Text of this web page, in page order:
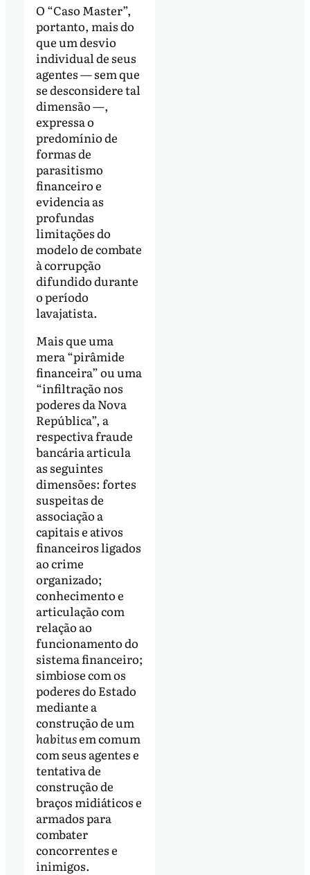
O “Caso Master”,
portanto, mais do
que um desvio
individual de seus
agentes — sem que
se desconsidere tal
dimensão —,
expressa o
predomínio de
formas de
parasitismo
financeiro e
evidencia as
profundas
limitações do
modelo de combate
à corrupção
difundido durante
o período
lavajatista.
Mais que uma
mera “pirâmide
financeira” ou uma
“infiltração nos
poderes da Nova
República”, a
respectiva fraude
bancária articula
as seguintes
dimensões: fortes
suspeitas de
associação a
capitais e ativos
financeiros ligados
ao crime
organizado;
conhecimento e
articulação com
relação ao
funcionamento do
sistema financeiro;
simbiose com os
poderes do Estado
mediante a
construção de um
habitusem comum
com seus agentes e
tentativa de
construção de
braços midiáticos e
armados para
combater
concorrentes e
inimigos.